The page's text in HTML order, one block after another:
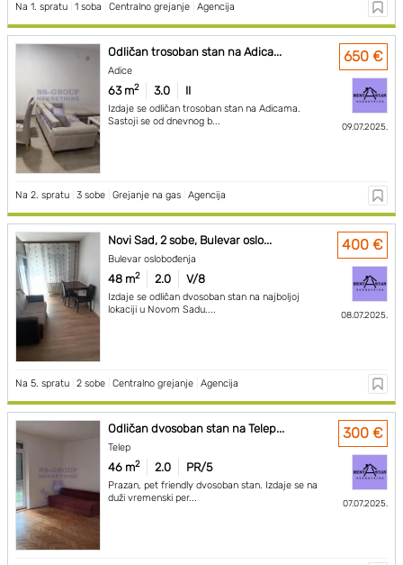
Na 1. spratu 1 soba Centralno grejanje Agencija
Odličan trosoban stan na Adica...
Adice
63 m2 3.0 II
Izdaje se odličan trosoban stan na Adicama.
Sastoji se od dnevnog b...
650 €
09.07.2025.
Na 2. spratu 3 sobe Grejanje na gas Agencija
Novi Sad, 2 sobe, Bulevar oslo...
Bulevar oslobođenja
48 m2 2.0 V/8
Izdaje se odličan dvosoban stan na najboljoj
lokaciji u Novom Sadu....
400 €
08.07.2025.
Na 5. spratu 2 sobe Centralno grejanje Agencija
Odličan dvosoban stan na Telep...
Telep
46 m2 2.0 PR/5
Prazan, pet friendly dvosoban stan. Izdaje se na
duži vremenski per...
300 €
07.07.2025.